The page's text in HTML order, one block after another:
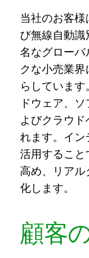
当社のお客様
び無線自動識
名なグローバ
クな小売業
らしていま
ドウェア、
よびクラウド
れます。イン
活用すること
高め、リアル
化します。
顧客